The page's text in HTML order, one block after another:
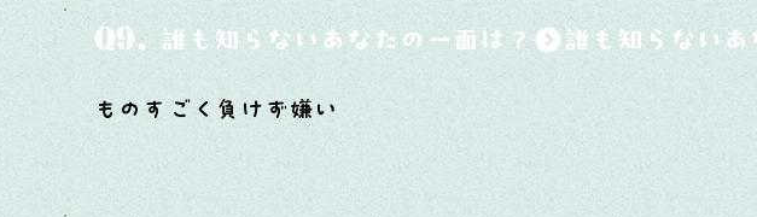
Q9. 誰も知らないあなたの一面は？
ものすごく負けず嫌い